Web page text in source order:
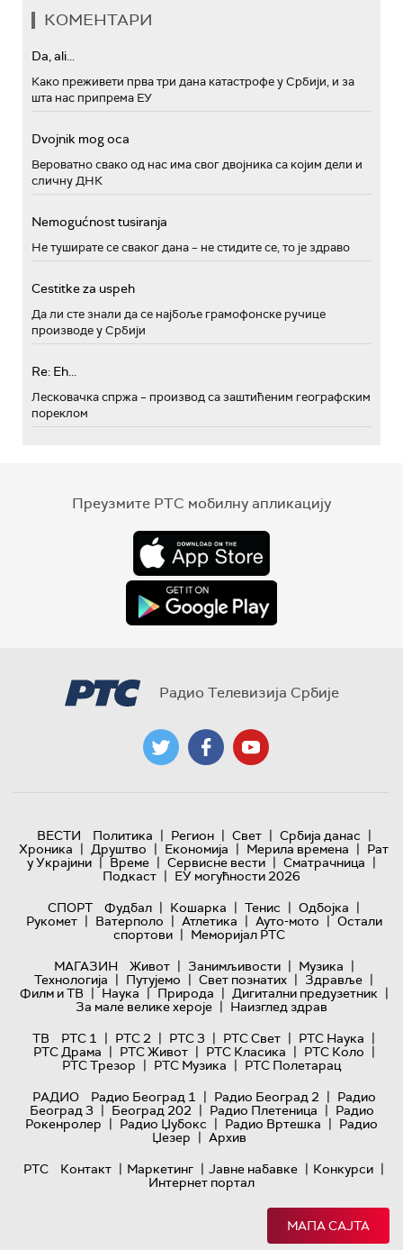
КОМЕНТАРИ
Da, ali...
Како преживети прва три дана катастрофе у Србији, и за
шта нас припрема ЕУ
Dvojnik mog oca
Вероватно свако од нас има свог двојника са којим дели и
сличну ДНК
Nemogućnost tusiranja
Не туширате се сваког дана – не стидите се, то је здраво
Cestitke za uspeh
Да ли сте знали да се најбоље грамофонске ручице
производе у Србији
Re: Eh...
Лесковачка спржа – производ са заштићеним географским
пореклом
Преузмите РТС мобилну апликацију
Радио Телевизија Србије
ВЕСТИ Политика | Регион | Свет | Србија данас |
Хроника | Друштво | Економија | Мерила времена | Рат
у Украјини | Време | Сервисне вести | Сматрачница |
Подкаст | ЕУ могућности 2026
СПОРТ
Фудбал | Кошарка | Тенис | Одбојка |
Рукомет | Ватерполо | Атлетика | Ауто-мото | Остали
спортови | Меморијал РТС
МАГАЗИН
Живот | Занимљивости | Музика |
Технологијa | Путујемо | Свет познатих | Здравље |
Филм и ТВ | Наука | Природа | Дигитални предузетник |
За мале велике хероје | Наизглед здрав
ТВ
РТС 1 | РТС 2 | РТС 3 | РТС Свет | РТС Наука |
РТС Драма | РТС Живот | РТС Класика | РТС Коло |
РТС Трезор | РТС Музика | РТС Полетарац
РАДИО
Радио Београд 1 | Радио Београд 2 | Радио
Београд 3 | Београд 202 | Радио Плетеница | Радио
Рокенролер | Радио Џубокс | Радио Вртешка | Радио
Џезер | Архив
РТС
Контакт | Маркетинг | Јавне набавке | Конкурси |
Интернет портал
МАПА САЈТА